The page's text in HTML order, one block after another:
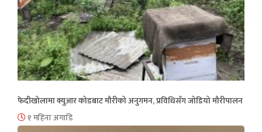
फेदीखोलामा क्युआर कोडबाट मौरीको अनुगमन, प्रविधिसँग जोडियो मौरीपालन
१ महिना अगाडि